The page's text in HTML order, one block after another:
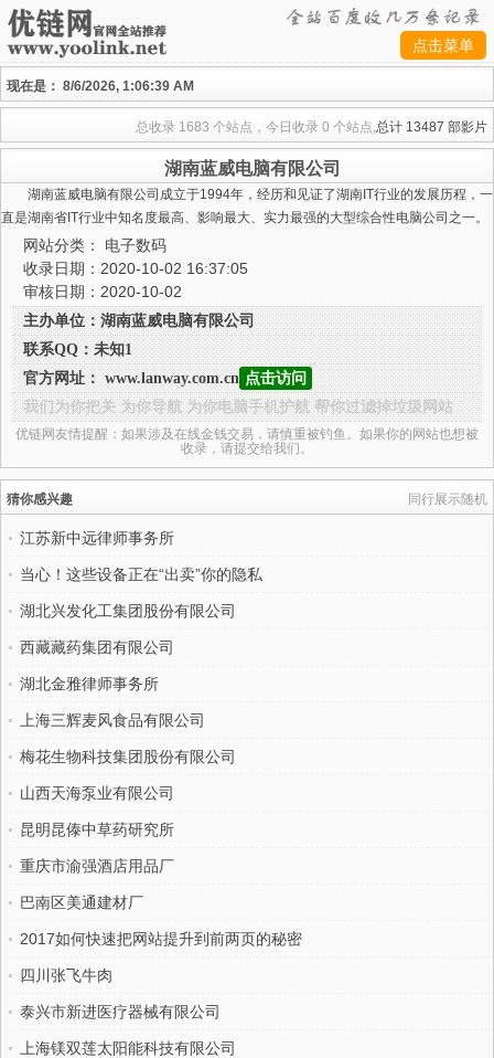
点击菜单
现在是： 8/6/2026, 1:06:39 AM
总收录 1683 个站点，今日收录 0 个站点,总计 13487 部影片
湖南蓝威电脑有限公司
湖南蓝威电脑有限公司成立于1994年，经历和见证了湖南IT行业的发展历程，一
直是湖南省IT行业中知名度最高、影响最大、实力最强的大型综合性电脑公司之一。
网站分类： 电子数码
收录日期：2020-10-02 16:37:05
审核日期：2020-10-02
主办单位：湖南蓝威电脑有限公司
联系QQ：未知1
官方网址： www.lanway.com.cn 点击访问
我们为你把关 为你导航 为你电脑手机护航 帮你过滤掉垃圾网站
优链网友情提醒：如果涉及在线金钱交易，请慎重被钓鱼。如果你的网站也想被
收录，请提交给我们。
同行展示随机
猜你感兴趣
江苏新中远律师事务所
当心！这些设备正在“出卖”你的隐私
湖北兴发化工集团股份有限公司
西藏藏药集团有限公司
湖北金雅律师事务所
上海三辉麦风食品有限公司
梅花生物科技集团股份有限公司
山西天海泵业有限公司
昆明昆傣中草药研究所
重庆市渝强酒店用品厂
巴南区美通建材厂
2017如何快速把网站提升到前两页的秘密
四川张飞牛肉
泰兴市新进医疗器械有限公司
上海镁双莲太阳能科技有限公司